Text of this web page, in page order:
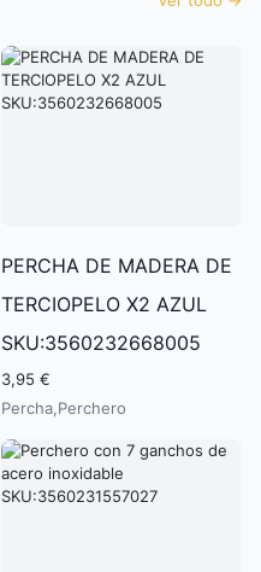
PERCHA DE MADERA DE
TERCIOPELO X2 AZUL
SKU:3560232668005
3,95 €
Percha,Perchero